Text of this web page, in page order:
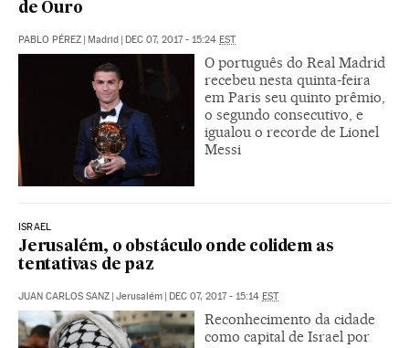
de Ouro
PABLO PÉREZ Madrid DEC 07, 2017 - 15:24 EST
O português do Real Madrid
recebeu nesta quinta-feira
em Paris seu quinto prêmio,
o segundo consecutivo, e
igualou o recorde de Lionel
Messi
ISRAEL
Jerusalém, o obstáculo onde colidem as
tentativas de paz
JUAN CARLOS SANZ Jerusalém DEC 07, 2017 - 15:14 EST
Reconhecimento da cidade
como capital de Israel por